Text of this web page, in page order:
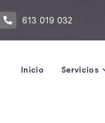
613 019 032
Inicio Servicios